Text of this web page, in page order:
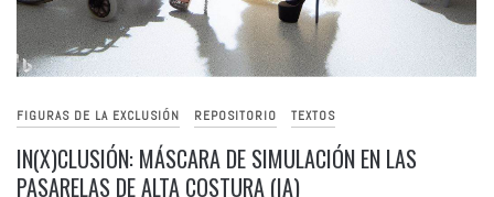
FIGURAS DE LA EXCLUSIÓN REPOSITORIO TEXTOS
IN(X)CLUSIÓN: MÁSCARA DE SIMULACIÓN EN LAS
PASARELAS DE ALTA COSTURA (IA)